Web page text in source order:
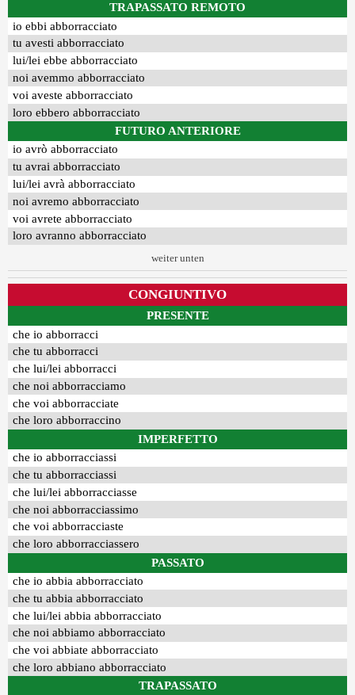
TRAPASSATO REMOTO
io ebbi abborracciato
tu avesti abborracciato
lui/lei ebbe abborracciato
noi avemmo abborracciato
voi aveste abborracciato
loro ebbero abborracciato
FUTURO ANTERIORE
io avrò abborracciato
tu avrai abborracciato
lui/lei avrà abborracciato
noi avremo abborracciato
voi avrete abborracciato
loro avranno abborracciato
weiter unten
CONGIUNTIVO
PRESENTE
che io abborracci
che tu abborracci
che lui/lei abborracci
che noi abborracciamo
che voi abborracciate
che loro abborraccino
IMPERFETTO
che io abborracciassi
che tu abborracciassi
che lui/lei abborracciasse
che noi abborracciassimo
che voi abborracciaste
che loro abborracciassero
PASSATO
che io abbia abborracciato
che tu abbia abborracciato
che lui/lei abbia abborracciato
che noi abbiamo abborracciato
che voi abbiate abborracciato
che loro abbiano abborracciato
TRAPASSATO